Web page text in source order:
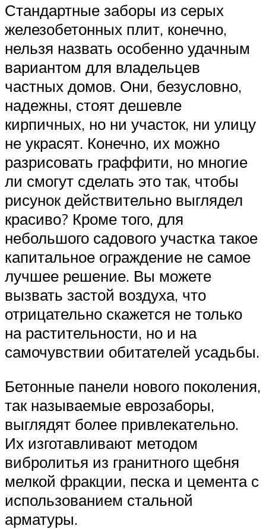
Стандартные заборы из серых
железобетонных плит, конечно,
нельзя назвать особенно удачным
вариантом для владельцев
частных домов. Они, безусловно,
надежны, стоят дешевле
кирпичных, но ни участок, ни улицу
не украсят. Конечно, их можно
разрисовать граффити, но многие
ли смогут сделать это так, чтобы
рисунок действительно выглядел
красиво? Кроме того, для
небольшого садового участка такое
капитальное ограждение не самое
лучшее решение. Вы можете
вызвать застой воздуха, что
отрицательно скажется не только
на растительности, но и на
самочувствии обитателей усадьбы.
Бетонные панели нового поколения,
так называемые еврозаборы,
выглядят более привлекательно.
Их изготавливают методом
вибролитья из гранитного щебня
мелкой фракции, песка и цемента с
использованием стальной
арматуры.